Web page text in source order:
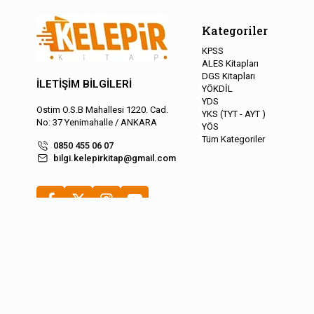
İLETİŞİM BİLGİLERİ
Ostim O.S.B Mahallesi 1220. Cad.
No: 37 Yenimahalle / ANKARA
0850 455 06 07
bilgi.kelepirkitap@gmail.com
Kategoriler
KPSS
ALES Kitapları
DGS Kitapları
YÖKDİL
YDS
YKS (TYT - AYT )
YÖS
Tüm Kategoriler